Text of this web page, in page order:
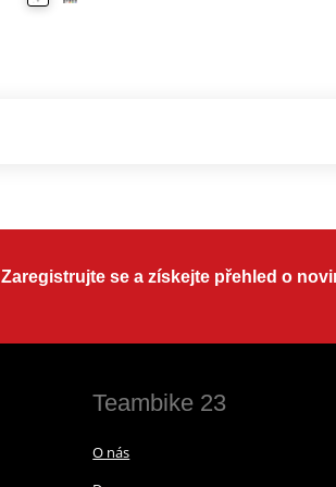
Zaregistrujte se a získejte přehled o
Teambike 23
O nás